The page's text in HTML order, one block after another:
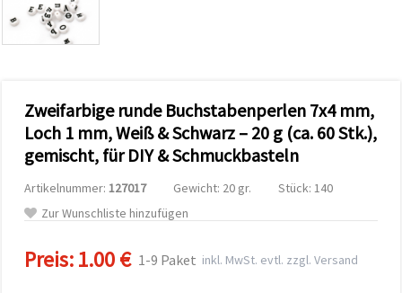
analysieren
sowie
relevantere
Unterstützung
Partner für
Analyse
und
Marketing.
ablehnen
Zweifarbige runde Buchstabenperlen 7x4 mm,
Loch 1 mm, Weiß & Schwarz – 20 g (ca. 60 Stk.),
gemischt, für DIY & Schmuckbasteln
Artikelnummer: 127017 Gewicht: 20 gr.
Stück: 140
Zur Wunschliste hinzufügen
Preis:1.00 € 1-9 Paket inkl. MwSt. evtl. zzgl. Versand